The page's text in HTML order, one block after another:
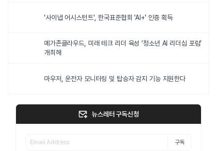
'사이냅 어시스턴트', 한국표준협회 'AI+' 인증 획득
메가존클라우드, 미래 테크 리더 육성 ‘청소년 AI 리더십 포럼’
개최해
마우저, 운전자 모니터링 및 탑승자 감지 기능 지원한다
뉴스레터 구독신청
구독